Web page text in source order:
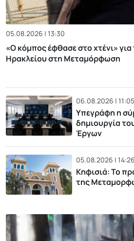
05.08.2026 | 13:30
«Ο κόμπος έφθασε στο χτένι»
Ηρακλείου στη Μεταμόρφωση
06.08.2026 | 11:05
Υπεγράφη η
δημιουργία
Έργων
05.08.2026 | 14:26
Κηφισιά: Το
της